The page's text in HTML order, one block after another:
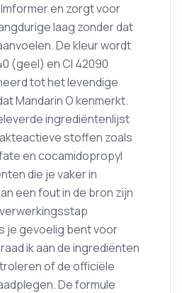
en zorgt voor
laag zonder dat
De kleur wordt
(geel) en CI 42090
tot het levendige
Mandarin O kenmerkt.
ingrediëntenlijst
stoffen zoals
en cocamidopropyl
die je vaker in
een fout in de bron zijn
je gevoelig bent voor
ik aan de ingrediënten
of de officiële
De formule